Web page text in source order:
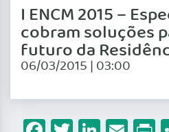
I ENCM 2015 –
cobram soluções
futuro da
06/03/2015 | 03:00